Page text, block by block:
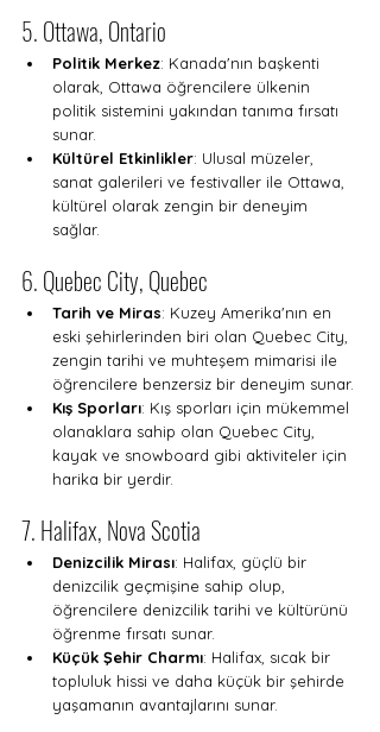
5. Ottawa, Ontario
Politik Merkez: Kanada'nın başkenti
olarak, Ottawa öğrencilere ülkenin
politik sistemini yakından tanıma fırsatı
sunar.
Kültürel Etkinlikler: Ulusal müzeler,
sanat galerileri ve festivaller ile Ottawa,
kültürel olarak zengin bir deneyim
sağlar.
6. Quebec City, Quebec
Tarih ve Miras: Kuzey Amerika'nın en
eski şehirlerinden biri olan Quebec City,
zengin tarihi ve muhteşem mimarisi ile
öğrencilere benzersiz bir deneyim sunar.
Kış Sporları: Kış sporları için mükemmel
olanaklara sahip olan Quebec City,
kayak ve snowboard gibi aktiviteler için
harika bir yerdir.
7. Halifax, Nova Scotia
Denizcilik Mirası: Halifax, güçlü bir
denizcilik geçmişine sahip olup,
öğrencilere denizcilik tarihi ve kültürünü
öğrenme fırsatı sunar.
Küçük Şehir Charmı: Halifax, sıcak bir
topluluk hissi ve daha küçük bir şehirde
yaşamanın avantajlarını sunar.